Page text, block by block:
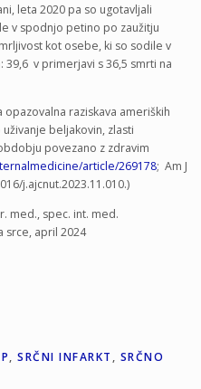
leta 2020 pa so ugotavljali
v spodnjo petino po zaužitju
kot osebe, ki so sodile v
v primerjavi s 36,5 smrti na
raziskava ameriških
beljakovin, zlasti
povezano z zdravim
article/269178; Am J
j.ajcnut.2023.11.010.)
med., spec. int. med.
srce, april 2024
, SRČNI INFARKT , SRČNO